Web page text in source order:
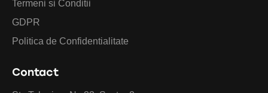
Termeni si Conditii
GDPR
Politica de Confidentialitate
Contact